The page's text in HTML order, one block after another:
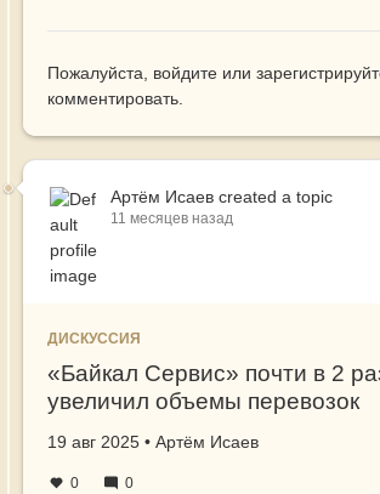
Пожалуйста, войдите или
комментировать.
Артём Исаев created a topic
11 месяцев назад
ДИСКУССИЯ
«Байкал Сервис» почти в 2
увеличил объемы перевозок
«крупногабарита» в рамках
сотрудничества с Ozon
Создано
19 авг 2025 •
автор Артём Исаев
0 0